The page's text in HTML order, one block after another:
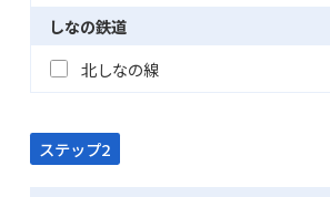
しなの鉄道
北しなの線
ステップ2